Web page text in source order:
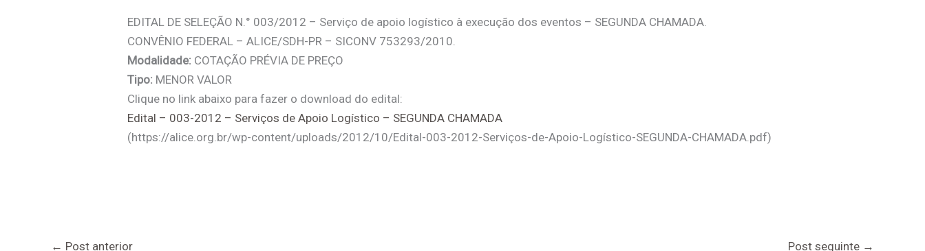
EDITAL DE SELEÇÃO N.° 003/2012 – Serviço de apoio logístico à execução dos eventos – SEGUNDA CHAMADA.
CONVÊNIO FEDERAL – ALICE/SDH-PR – SICONV 753293/2010.
Modalidade: COTAÇÃO PRÉVIA DE PREÇO
Tipo: MENOR VALOR
Clique no link abaixo para fazer o download do edital:
Edital – 003-2012 – Serviços de Apoio Logístico – SEGUNDA CHAMADA
(https://alice.org.br/wp-content/uploads/2012/10/Edital-003-2012-Serviços-de-Apoio-Logístico-SEGUNDA-CHAMADA.pdf)
← Post anterior Post seguinte →